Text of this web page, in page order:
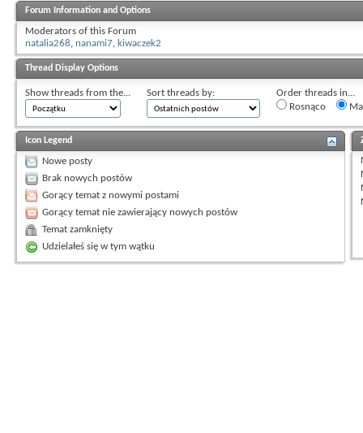
Forum Information and Options
Moderators of this Forum
natalia268, nanami7, kiwaczek2
Thread Display Options
Show threads from the... Sort threads by:
Order threads in...
Rosnąco
Icon Legend
Nowe posty
Brak nowych postów
Gorący temat z nowymi postami
Gorący temat nie zawierający nowych postów
Temat zamknięty
Udzielałeś się w tym wątku